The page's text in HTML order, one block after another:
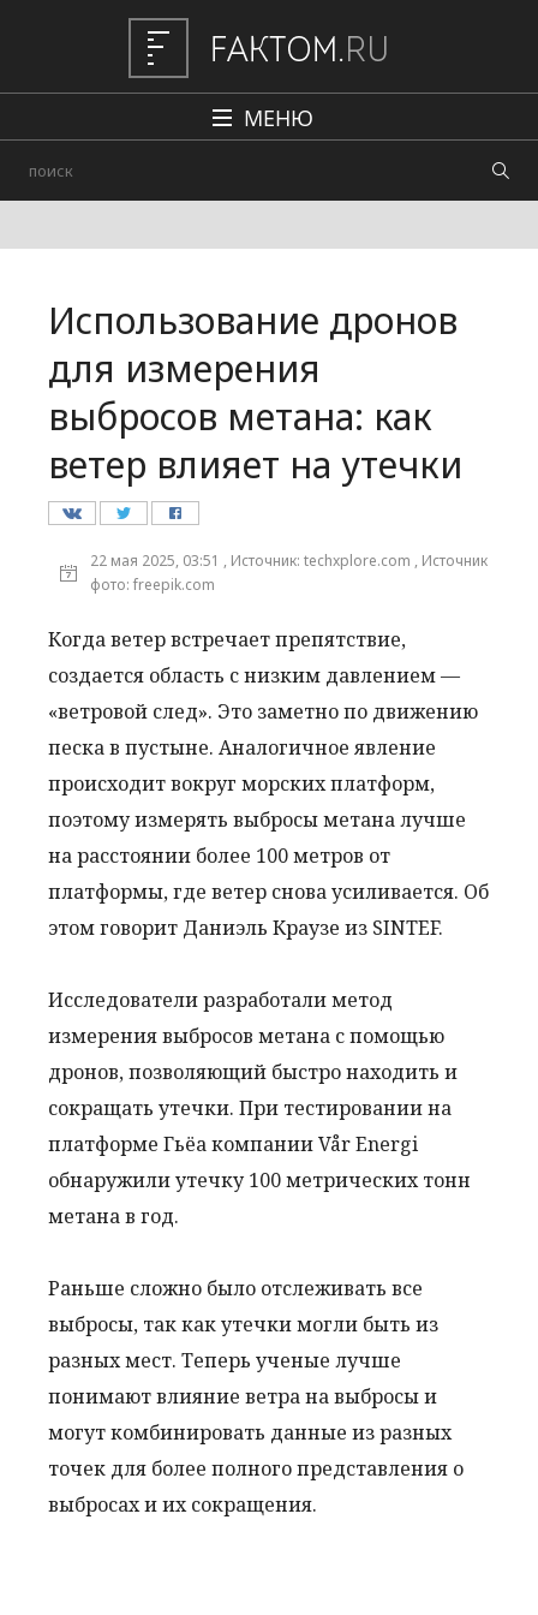
МЕНЮ
Авто
Происшествия
Редакция
Использование дронов
для измерения
выбросов метана: как
ветер влияет на утечки
22 мая 2025, 03:51 , Источник: techxplore.com , Источник
фото: freepik.com
Когда ветер встречает препятствие,
создается область с низким давлением —
«ветровой след». Это заметно по движению
песка в пустыне. Аналогичное явление
происходит вокруг морских платформ,
поэтому измерять выбросы метана лучше
на расстоянии более 100 метров от
платформы, где ветер снова усиливается. Об
этом говорит Даниэль Краузе из SINTEF.
Исследователи разработали метод
измерения выбросов метана с помощью
дронов, позволяющий быстро находить и
сокращать утечки. При тестировании на
платформе Гьёа компании Vår Energi
обнаружили утечку 100 метрических тонн
метана в год.
Раньше сложно было отслеживать все
выбросы, так как утечки могли быть из
разных мест. Теперь ученые лучше
понимают влияние ветра на выбросы и
могут комбинировать данные из разных
точек для более полного представления о
выбросах и их сокращения.